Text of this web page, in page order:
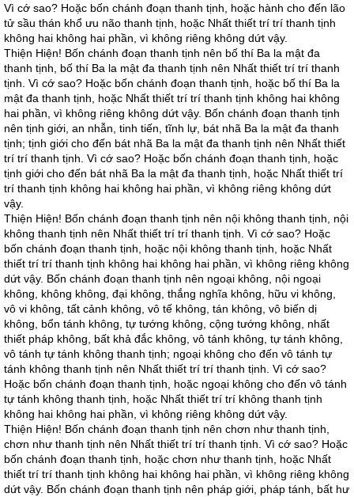
Vì cớ sao? Hoặc bốn chánh đoạn thanh tịnh, hoặc hành cho đến lão
tử sầu thán khổ ưu não thanh tịnh, hoặc Nhất thiết trí trí thanh tịnh
không hai không hai phần, vì không riêng không dứt vậy.
Thiện Hiện! Bốn chánh đoạn thanh tịnh nên bố thí Ba la mật đa
thanh tịnh, bố thí Ba la mật đa thanh tịnh nên Nhất thiết trí trí thanh
tịnh. Vì cớ sao? Hoặc bốn chánh đoạn thanh tịnh, hoặc bố thí Ba la
mật đa thanh tịnh, hoặc Nhất thiết trí trí thanh tịnh không hai không
hai phần, vì không riêng không dứt vậy. Bốn chánh đoạn thanh tịnh
nên tịnh giới, an nhẫn, tinh tiến, tĩnh lự, bát nhã Ba la mật đa thanh
tịnh; tịnh giới cho đến bát nhã Ba la mật đa thanh tịnh nên Nhất thiết
trí trí thanh tịnh. Vì cớ sao? Hoặc bốn chánh đoạn thanh tịnh, hoặc
tịnh giới cho đến bát nhã Ba la mật đa thanh tịnh, hoặc Nhất thiết trí
trí thanh tịnh không hai không hai phần, vì không riêng không dứt
vậy.
Thiện Hiện! Bốn chánh đoạn thanh tịnh nên nội không thanh tịnh, nội
không thanh tịnh nên Nhất thiết trí trí thanh tịnh. Vì cớ sao? Hoặc
bốn chánh đoạn thanh tịnh, hoặc nội không thanh tịnh, hoặc Nhất
thiết trí trí thanh tịnh không hai không hai phần, vì không riêng không
dứt vậy. Bốn chánh đoạn thanh tịnh nên ngoại không, nội ngoại
không, không không, đại không, thắng nghĩa không, hữu vi không,
vô vi không, tất cảnh không, vô tế không, tán không, vô biến dị
không, bổn tánh không, tự tướng không, cộng tướng không, nhất
thiết pháp không, bất khả đắc không, vô tánh không, tự tánh không,
vô tánh tự tánh không thanh tịnh; ngoại không cho đến vô tánh tự
tánh không thanh tịnh nên Nhất thiết trí trí thanh tịnh. Vì cớ sao?
Hoặc bốn chánh đoạn thanh tịnh, hoặc ngoại không cho đến vô tánh
tự tánh không thanh tịnh, hoặc Nhất thiết trí trí không thanh tịnh
không hai không hai phần, vì không riêng không dứt vậy.
Thiện Hiện! Bốn chánh đoạn thanh tịnh nên chơn như thanh tịnh,
chơn như thanh tịnh nên Nhất thiết trí trí thanh tịnh. Vì cớ sao? Hoặc
bốn chánh đoạn thanh tịnh, hoặc chơn như thanh tịnh, hoặc Nhất
thiết trí trí thanh tịnh không hai không hai phần, vì không riêng không
dứt vậy. Bốn chánh đoạn thanh tịnh nên pháp giới, pháp tánh, bất hư